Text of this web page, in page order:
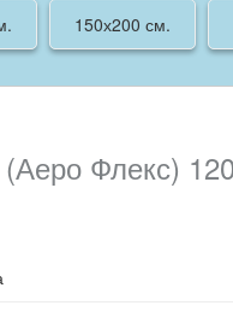
150х200 см.
Флекс)